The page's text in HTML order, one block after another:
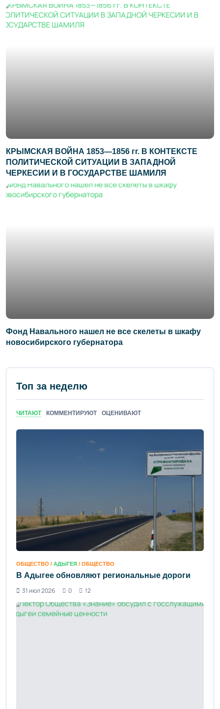
КРЫМСКАЯ ВОЙНА 1853—1856 гг. В КОНТЕКСТЕ
ПОЛИТИЧЕСКОЙ СИТУАЦИИ В ЗАПАДНОЙ
ЧЕРКЕСИИ И В ГОСУДАРСТВЕ ШАМИЛЯ
Фонд Навального нашел не все скелеты в шкафу
новосибирского губернатора
Топ за неделю
ЧИТАЮТ КОММЕНТИРУЮТ ОЦЕНИВАЮТ
ОБЩЕСТВО / АДЫГЕЯ / ОБЩЕСТВО
В Адыгее обновляют региональные дороги
31 июл 2026
0 12